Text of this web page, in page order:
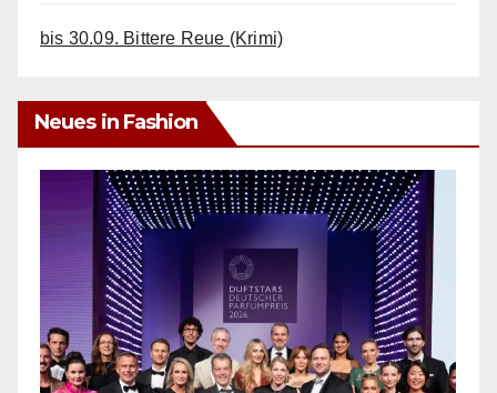
bis 30.09. Bittere Reue (Krimi)
Neues in Fashion